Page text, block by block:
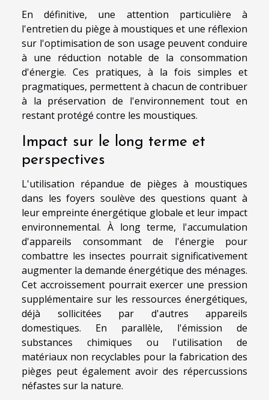
En définitive, une attention particulière à
l'entretien du piège à moustiques et une réflexion
sur l'optimisation de son usage peuvent conduire
à une réduction notable de la consommation
d'énergie. Ces pratiques, à la fois simples et
pragmatiques, permettent à chacun de contribuer
à la préservation de l'environnement tout en
restant protégé contre les moustiques.
Impact sur le long terme et
perspectives
L'utilisation répandue de pièges à moustiques
dans les foyers soulève des questions quant à
leur empreinte énergétique globale et leur impact
environnemental. À long terme, l'accumulation
d'appareils consommant de l'énergie pour
combattre les insectes pourrait significativement
augmenter la demande énergétique des ménages.
Cet accroissement pourrait exercer une pression
supplémentaire sur les ressources énergétiques,
déjà sollicitées par d'autres appareils
domestiques. En parallèle, l'émission de
substances chimiques ou l'utilisation de
matériaux non recyclables pour la fabrication des
pièges peut également avoir des répercussions
néfastes sur la nature.